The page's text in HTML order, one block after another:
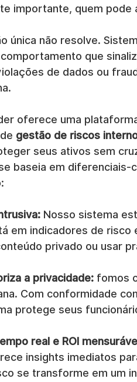
importante, quem pode
única não resolve.
que
de dados ou
oferece uma
gestão de riscos
seus ativos sem
baseia em diferenciais-
Nosso sistema
em indicadores de
privado ou usar
a privacidade: fomos
Com conformidade
protege seus
real e ROI
insights imediatos
se transforme em um